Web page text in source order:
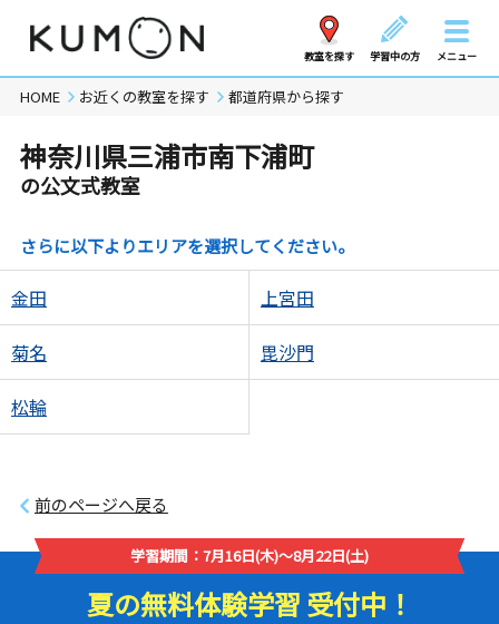
教室を探す 学習中の方 メニュー
HOME お近くの教室を探す 都道府県から探す
神奈川県三浦市南下浦町
の公文式教室
さらに以下よりエリアを選択してください。
金田 上宮田
菊名 毘沙門
松輪
前のページへ戻る
学習期間：7月16日(木)～8月22日(土)
夏の無料体験学習 受付中！